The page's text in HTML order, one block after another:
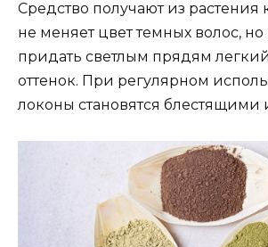
Средство получают из растения
не меняет цвет темных волос,
придать светлым прядям
оттенок. При регулярном
локоны становятся блестящими